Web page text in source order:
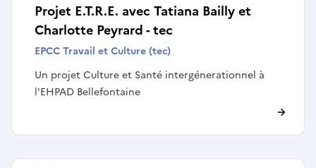
Projet E.T.R.E. avec Tatiana Bailly et
Charlotte Peyrard - tec
EPCC Travail et Culture (tec)
Un projet Culture et Santé intergénerationnel à
l'EHPAD Bellefontaine